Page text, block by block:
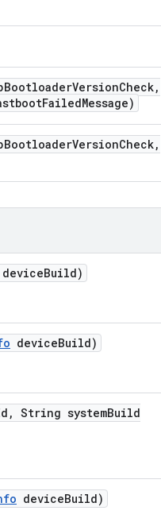
BootloaderVersionCheck,
FailedMessage)
BootloaderVersionCheck,
deviceBuild)
deviceBuild)
, String systemBuild
deviceBuild)